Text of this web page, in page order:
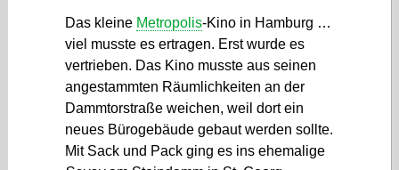
Das kleine Metropolis-Kino in Hamburg …
viel musste es ertragen. Erst wurde es
vertrieben. Das Kino musste aus seinen
angestammten Räumlichkeiten an der
Dammtorstraße weichen, weil dort ein
neues Bürogebäude gebaut werden sollte.
Mit Sack und Pack ging es ins ehemalige